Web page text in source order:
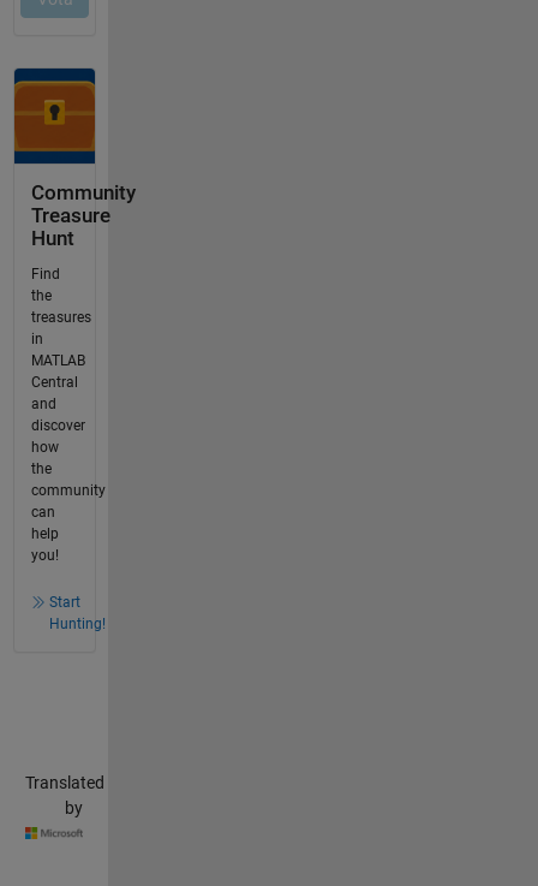
Community
Treasure
Hunt
Find
the
treasures
in
MATLAB
Central
and
discover
how
the
community
can
help
you!
Start
Hunting!
Translated
by